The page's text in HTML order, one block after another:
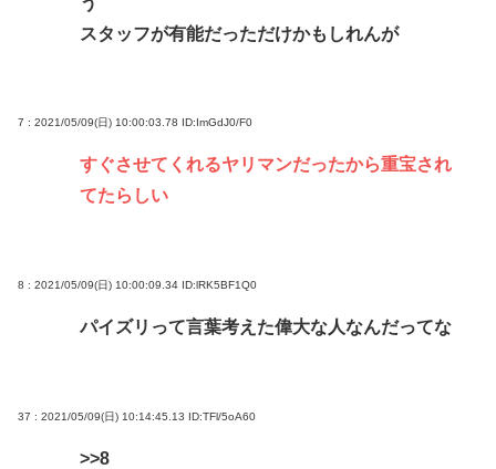
スタッフが有能だっただけかもしれんが
7 : 2021/05/09(日) 10:00:03.78 ID:ImGdJ0/F0
すぐさせてくれるヤリマンだったから重宝され
てたらしい
8 : 2021/05/09(日) 10:00:09.34 ID:lRK5BF1Q0
パイズリって言葉考えた偉大な人なんだってな
37 : 2021/05/09(日) 10:14:45.13 ID:TFl/5oA60
>>8